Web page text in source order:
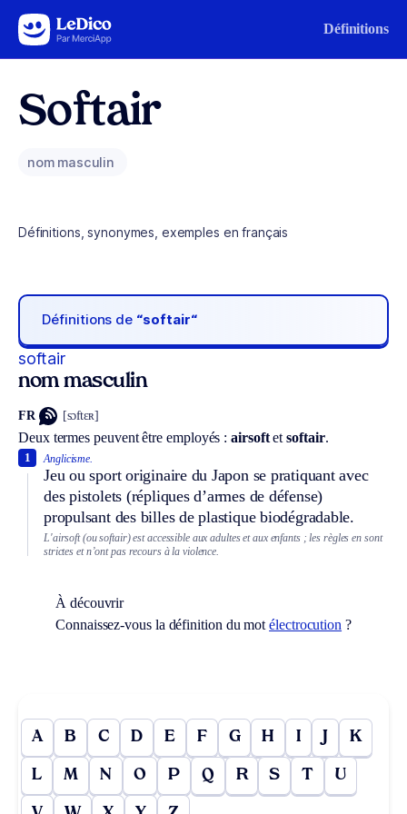
Aller au contenu Définitions
Softair
nom masculin
Définitions, synonymes, exemples en français
Définitions de “softair“
softair
nom masculin
FR [sɔftɛʀ]
Deux termes peuvent être employés :airsoftetsoftair.
Anglicisme.
Jeu ou sport originaire du Japon se pratiquant avec
des pistolets (répliques d’armes de défense)
propulsant des billes de plastique biodégradable.
1
L'airsoft (ou softair) est accessible aux adultes et aux enfants ; les règles en sont
strictes et n’ont pas recours à la violence.
À découvrir
Connaissez-vous la définition du motélectrocution ?
A B C D E F G H I J K
L M N O P Q R S T U